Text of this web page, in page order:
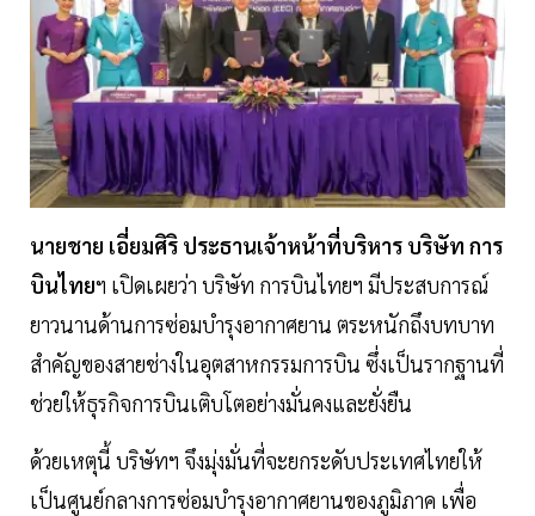
นายชาย เอี่ยมศิริ ประธานเจ้าหน้าที่บริหาร บริษัท การ
บินไทยฯ เปิดเผยว่า บริษัท การบินไทยฯ มีประสบการณ์
ยาวนานด้านการซ่อมบำรุงอากาศยาน ตระหนักถึงบทบาท
สำคัญของสายช่างในอุตสาหกรรมการบิน ซึ่งเป็นรากฐานที่
ช่วยให้ธุรกิจการบินเติบโตอย่างมั่นคงและยั่งยืน
ด้วยเหตุนี้ บริษัทฯ จึงมุ่งมั่นที่จะยกระดับประเทศไทยให้
เป็นศูนย์กลางการซ่อมบำรุงอากาศยานของภูมิภาค เพื่อ